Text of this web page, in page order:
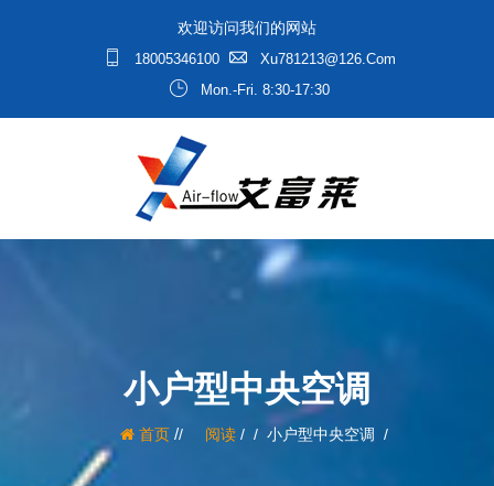
欢迎访问我们的网站
18005346100
Xu781213@126.com
Mon.-Fri. 8:30-17:30
小户型中央空调
首页/ 阅读/ 小户型中央空调